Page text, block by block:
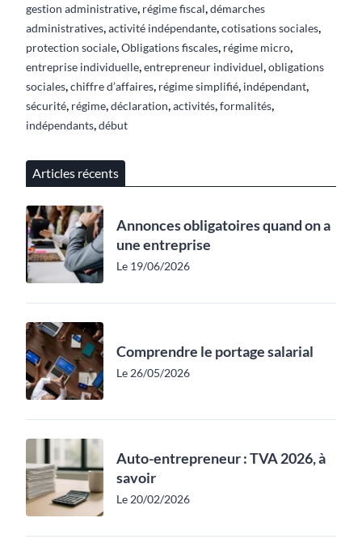
gestion administrative régime fiscal démarches
administratives activité indépendante cotisations sociales
protection sociale Obligations fiscales régime micro
entreprise individuelle entrepreneur individuel obligations
sociales chiffre d’affaires régime simplifié indépendant
sécurité régime déclaration activités formalités
indépendants début
Articles récents
Annonces obligatoires quand on a
une entreprise
Le 19/06/2026
Comprendre le portage salarial
Le 26/05/2026
Auto-entrepreneur : TVA 2026, à
savoir
Le 20/02/2026